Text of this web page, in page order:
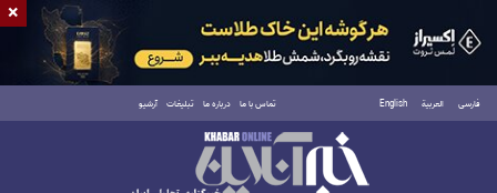
فارسی العربية English تماس با ما درباره ما تبلیغات آرشیو
یکشنبه ۱۸ مرداد ۱۴۰۵
×